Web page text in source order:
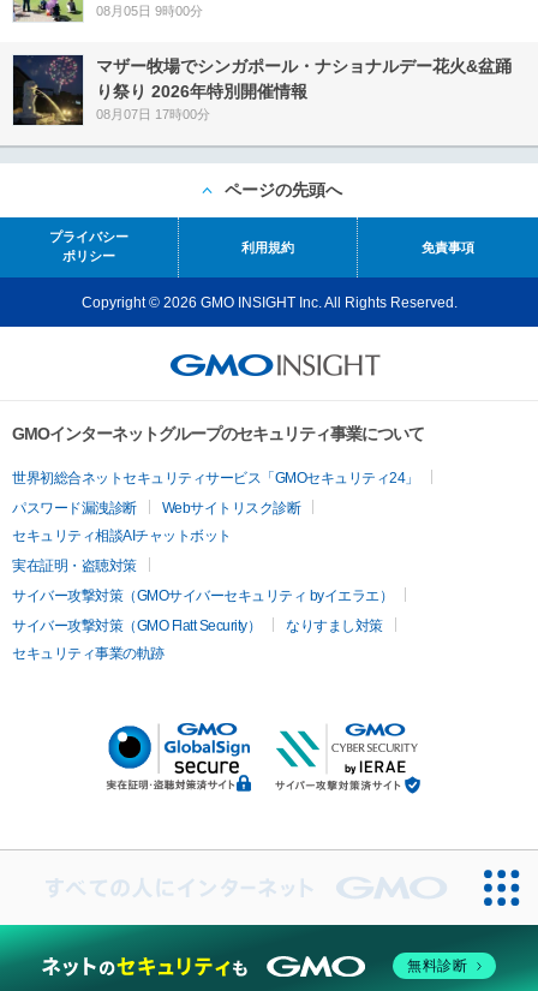
08月05日 9時00分
マザー牧場でシンガポール・ナショナルデー花火&盆踊
り祭り 2026年特別開催情報
08月07日 17時00分
ページの先頭へ
プライバシー
ポリシー
利用規約 免責事項
Copyright © 2026 GMO INSIGHT Inc. All Rights Reserved.
GMOインターネットグループのセキュリティ事業について
世界初総合ネットセキュリティサービス「GMOセキュリティ24」
パスワード漏洩診断
Webサイトリスク診断
セキュリティ相談AIチャットボット
実在証明・盗聴対策
サイバー攻撃対策（GMOサイバーセキュリティ byイエラエ）
サイバー攻撃対策（GMO Flatt Security）
なりすまし対策
セキュリティ事業の軌跡
無料診断